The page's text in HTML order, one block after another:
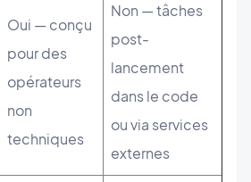
Oui — conçu
pour des
opérateurs
non
techniques
Non — tâches
post-
lancement
dans le code
ou via services
externes